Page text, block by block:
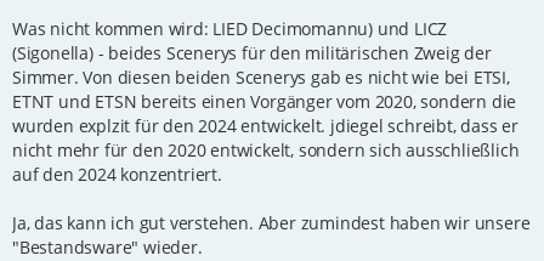
Was nicht kommen wird: LIED Decimomannu) und LICZ
(Sigonella) - beides Scenerys für den militärischen Zweig der
Simmer. Von diesen beiden Scenerys gab es nicht wie bei ETSI,
ETNT und ETSN bereits einen Vorgänger vom 2020, sondern die
wurden explzit für den 2024 entwickelt. jdiegel schreibt, dass er
nicht mehr für den 2020 entwickelt, sondern sich ausschließlich
auf den 2024 konzentriert.
Ja, das kann ich gut verstehen. Aber zumindest haben wir unsere
"Bestandsware" wieder.